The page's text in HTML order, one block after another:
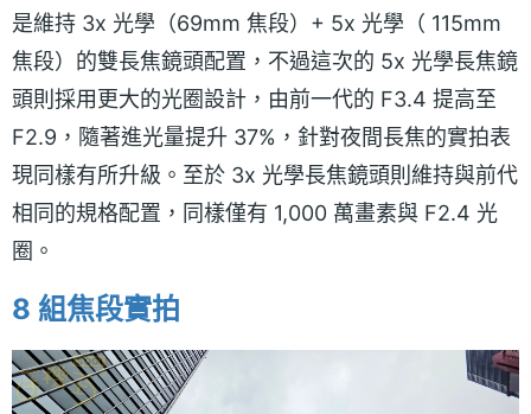
是維持 3x 光學（69mm 焦段）+ 5x 光學（ 115mm
焦段）的雙長焦鏡頭配置，不過這次的 5x 光學長焦鏡
頭則採用更大的光圈設計，由前一代的 F3.4 提高至
F2.9，隨著進光量提升 37%，針對夜間長焦的實拍表
現同樣有所升級。至於 3x 光學長焦鏡頭則維持與前代
相同的規格配置，同樣僅有 1,000 萬畫素與 F2.4 光
圈。
8 組焦段實拍